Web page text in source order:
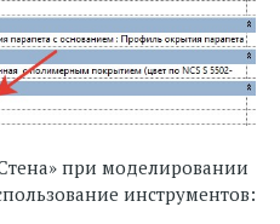
при моделировании
инструментов: